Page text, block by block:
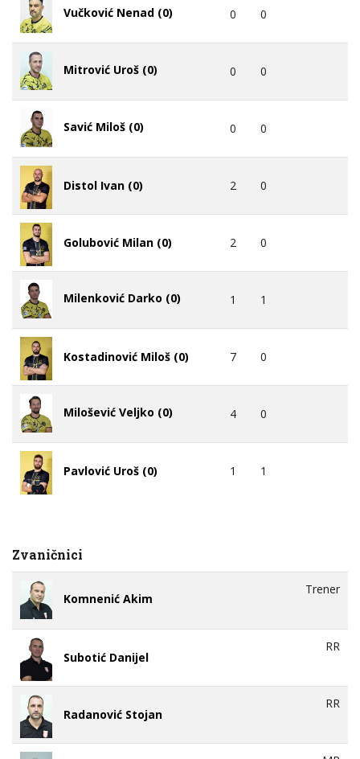
Vučković Nenad (0) 0 0
Mitrović Uroš (0) 0 0
Savić Miloš (0) 0 0
Distol Ivan (0) 2 0
Golubović Milan (0) 2 0
Milenković Darko (0) 1 1
Kostadinović Miloš (0) 7 0
Milošević Veljko (0) 4 0
Pavlović Uroš (0) 1 1
Zvaničnici
Komnenić Akim
Trener
Subotić Danijel
RR
Radanović Stojan
RR